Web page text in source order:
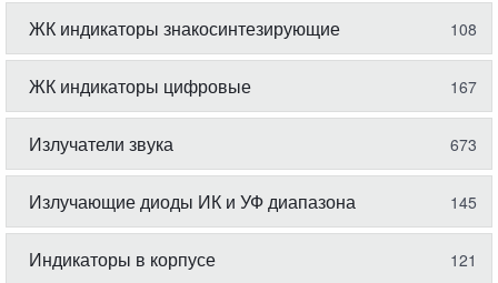
ЖК индикаторы знакосинтезирующие 108
ЖК индикаторы цифровые 167
Излучатели звука 673
Излучающие диоды ИК и УФ диапазона 145
Индикаторы в корпусе 121